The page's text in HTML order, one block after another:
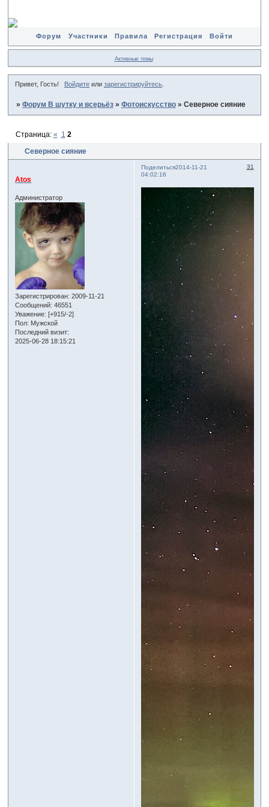
Форум Участники Правила Регистрация Войти
Активные темы
Привет, Гость! Войдитеили зарегистрируйтесь.
» Форум В шутку и всерьёз » Фотоискусство » Северное сияние
Северное сияние
Страница: « 1 2
Поделиться 31
2014-11-21
04:02:16
Atos
Администратор
Зарегистрирован: 2009-11-21
Сообщений: 46551
Уважение: [+915/-2]
Пол: Мужской
Последний визит:
2025-06-28 18:15:21